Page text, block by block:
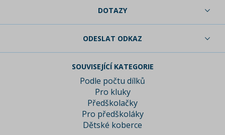
DOTAZY
ODESLAT ODKAZ
SOUVISEJÍCÍ KATEGORIE
Podle počtu dílků
Pro kluky
Předškolačky
Pro předškoláky
Dětské koberce